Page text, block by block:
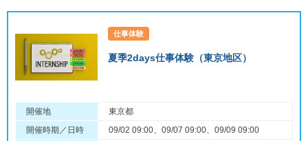
仕事体験
夏季2days仕事体験（東京地区）
開催地
東京都
開催時期／日時
09/02 09:00、09/07 09:00、09/09 09:00